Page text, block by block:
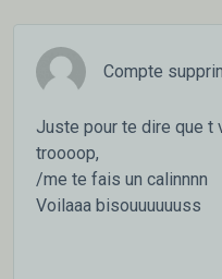
Compte
Juste pour te dire que t
troooop,
/me te fais un calinnnn
Voilaaa bisouuuuuuss